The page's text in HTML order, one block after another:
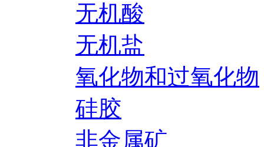
无机酸
无机盐
氧化物和过氧化物
硅胶
非金属矿